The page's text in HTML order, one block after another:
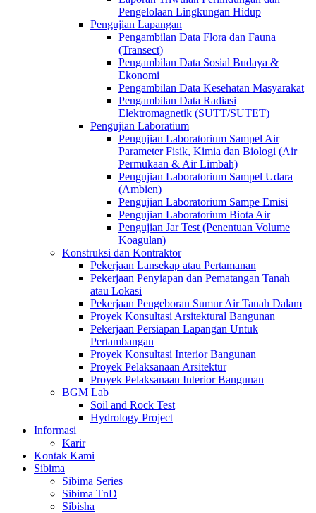
Pengelolaan Lingkungan Hidup
Pengujian Lapangan
Pengambilan Data Flora dan Fauna
(Transect)
Pengambilan Data Sosial Budaya &
Ekonomi
Pengambilan Data Kesehatan Masyarakat
Pengambilan Data Radiasi
Elektromagnetik (SUTT/SUTET)
Pengujian Laboratium
Pengujian Laboratorium Sampel Air
Parameter Fisik, Kimia dan Biologi (Air
Permukaan & Air Limbah)
Pengujian Laboratorium Sampel Udara
(Ambien)
Pengujian Laboratorium Sampe Emisi
Pengujian Laboratorium Biota Air
Pengujian Jar Test (Penentuan Volume
Koagulan)
Konstruksi dan Kontraktor
Pekerjaan Lansekap atau Pertamanan
Pekerjaan Penyiapan dan Pematangan Tanah
atau Lokasi
Pekerjaan Pengeboran Sumur Air Tanah Dalam
Proyek Konsultasi Arsitektural Bangunan
Pekerjaan Persiapan Lapangan Untuk
Pertambangan
Proyek Konsultasi Interior Bangunan
Proyek Pelaksanaan Arsitektur
Proyek Pelaksanaan Interior Bangunan
BGM Lab
Soil and Rock Test
Hydrology Project
Informasi
Karir
Kontak Kami
Sibima
Sibima Series
Sibima TnD
Sibisha